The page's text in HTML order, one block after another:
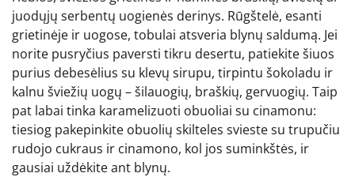
juodųjų serbentų uogienės derinys. Rūgštelė, esanti
grietinėje ir uogose, tobulai atsveria blynų saldumą. Jei
norite pusryčius paversti tikru desertu, patiekite šiuos
purius debesėlius su klevų sirupu, tirpintu šokoladu ir
kalnu šviežių uogų – šilauogių, braškių, gervuogių. Taip
pat labai tinka karamelizuoti obuoliai su cinamonu:
tiesiog pakepinkite obuolių skilteles svieste su trupučiu
rudojo cukraus ir cinamono, kol jos suminkštės, ir
gausiai uždėkite ant blynų.